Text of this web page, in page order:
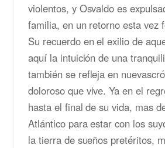
violentos, y Osvaldo es
familia, en un retorno esta vez
Su recuerdo en el exilio de
aquí la intuición de una
también se refleja en
doloroso que vive. Ya en el
hasta el final de su vida, mas
Atlántico para estar con los
la tierra de sueños pretéritos,